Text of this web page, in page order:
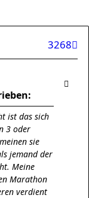
3268
ist das sich
3 oder
sie
jemand der
Meine
Marathon
verdient